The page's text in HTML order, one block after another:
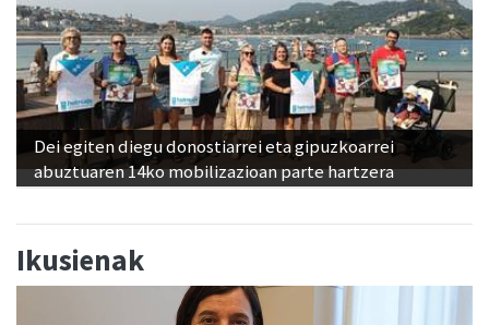
Dei egiten diegu donostiarrei eta gipuzkoarrei
abuztuaren 14ko mobilizazioan parte hartzera
Ikusienak